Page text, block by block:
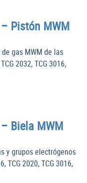
Pistón MWM
gas MWM de las
2032, TCG 3016,
Biela MWM
y grupos electrógenos
TCG 2020, TCG 3016,